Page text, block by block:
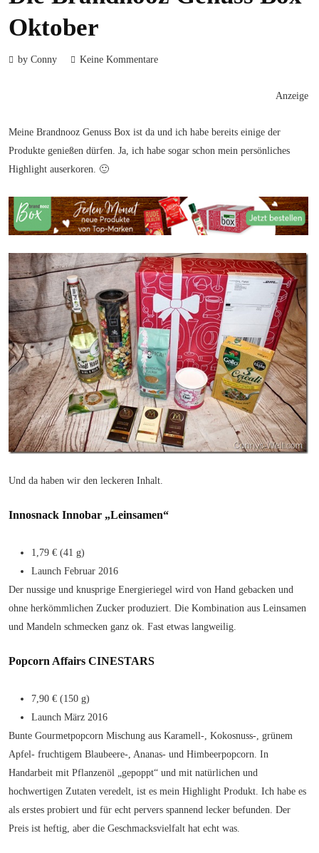
Oktober
by Conny Keine Kommentare
Anzeige
Meine Brandnooz Genuss Box ist da und ich habe bereits einige der
Produkte genießen dürfen. Ja, ich habe sogar schon mein persönliches
Highlight auserkoren. 🙂
Und da haben wir den leckeren Inhalt.
Innosnack Innobar „Leinsamen“
1,79 € (41 g)
Launch Februar 2016
Der nussige und knusprige Energieriegel wird von Hand gebacken und
ohne herkömmlichen Zucker produziert. Die Kombination aus Leinsamen
und Mandeln schmecken ganz ok. Fast etwas langweilig.
Popcorn Affairs CINESTARS
7,90 € (150 g)
Launch März 2016
Bunte Gourmetpopcorn Mischung aus Karamell-, Kokosnuss-, grünem
Apfel- fruchtigem Blaubeere-, Ananas- und Himbeerpopcorn. In
Handarbeit mit Pflanzenöl „gepoppt“ und mit natürlichen und
hochwertigen Zutaten veredelt, ist es mein Highlight Produkt. Ich habe es
als erstes probiert und für echt pervers spannend lecker befunden. Der
Preis ist heftig, aber die Geschmacksvielfalt hat echt was.